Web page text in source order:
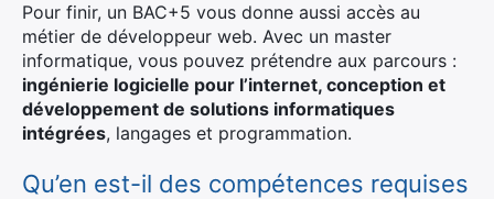
Pour finir, un BAC+5 vous donne aussi accès au
métier de développeur web. Avec un master
informatique, vous pouvez prétendre aux parcours :
ingénierie logicielle pour l’internet, conception et
développement de solutions informatiques
intégrées, langages et programmation.
Qu’en est-il des compétences requises